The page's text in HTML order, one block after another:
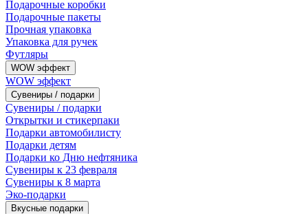
Подарочные коробки
Подарочные пакеты
Прочная упаковка
Упаковка для ручек
Футляры
WOW эффект
WOW эффект
Сувениры / подарки
Сувениры / подарки
Открытки и стикерпаки
Подарки автомобилисту
Подарки детям
Подарки ко Дню нефтяника
Сувениры к 23 февраля
Сувениры к 8 марта
Эко-подарки
Вкусные подарки